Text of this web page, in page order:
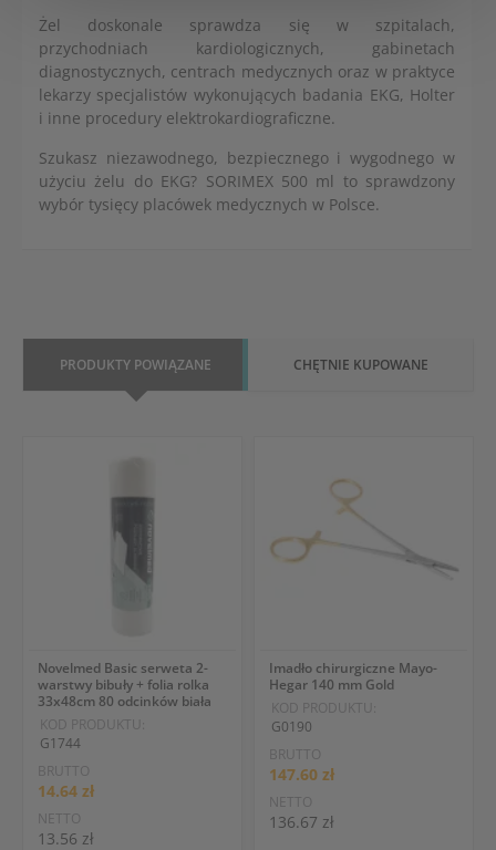
Żel doskonale sprawdza się w szpitalach,
przychodniach kardiologicznych, gabinetach
diagnostycznych, centrach medycznych oraz w praktyce
lekarzy specjalistów wykonujących badania EKG, Holter
i inne procedury elektrokardiograficzne.
Szukasz niezawodnego, bezpiecznego i wygodnego w
użyciu żelu do EKG? SORIMEX 500 ml to sprawdzony
wybór tysięcy placówek medycznych w Polsce.
PRODUKTY POWIĄZANE CHĘTNIE KUPOWANE
Novelmed Basic serweta 2-
warstwy bibuły + folia rolka
33x48cm 80 odcinków biała
KOD PRODUKTU:
G1744
BRUTTO
14.64 zł
NETTO
13.56 zł
Imadło chirurgiczne Mayo-
Hegar 140 mm Gold
KOD PRODUKTU:
G0190
BRUTTO
147.60 zł
NETTO
136.67 zł